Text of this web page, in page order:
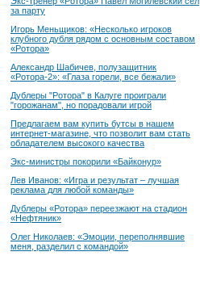
за парту
Игорь Меньщиков: «Несколько игроков
клубного дубля рядом с основным составом
«Ротора»
Александр Шабичев, полузащитник
«Ротора-2»: «Глаза горели, все бежали»
Дублеры "Ротора" в Калуге проиграли
"горожанам", но порадовали игрой
Предлагаем вам купить бутсы в нашем
интернет-магазине, что позволит вам стать
обладателем высокого качества
Экс-министры покорили «Байконур»
Лев Иванов: «Игра и результат – лучшая
реклама для любой команды»
Дублеры «Ротора» переезжают на стадион
«Нефтяник»
Олег Николаев: «Эмоции, переполнявшие
меня, разделил с командой»